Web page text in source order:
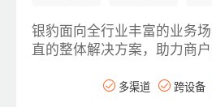
银豹面向全行业丰富的业务
直的整体解决方案，助力商户
多渠道 跨设备